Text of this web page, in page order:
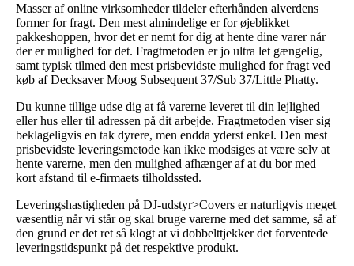
Masser af online virksomheder tildeler efterhånden alverdens
former for fragt. Den mest almindelige er for øjeblikket
pakkeshoppen, hvor det er nemt for dig at hente dine varer når
der er mulighed for det. Fragtmetoden er jo ultra let gængelig,
samt typisk tilmed den mest prisbevidste mulighed for fragt ved
køb af Decksaver Moog Subsequent 37/Sub 37/Little Phatty.
Du kunne tillige udse dig at få varerne leveret til din lejlighed
eller hus eller til adressen på dit arbejde. Fragtmetoden viser sig
beklageligvis en tak dyrere, men endda yderst enkel. Den mest
prisbevidste leveringsmetode kan ikke modsiges at være selv at
hente varerne, men den mulighed afhænger af at du bor med
kort afstand til e-firmaets tilholdssted.
Leveringshastigheden på DJ-udstyr>Covers er naturligvis meget
væsentlig når vi står og skal bruge varerne med det samme, så af
den grund er det ret så klogt at vi dobbelttjekker det forventede
leveringstidspunkt på det respektive produkt.